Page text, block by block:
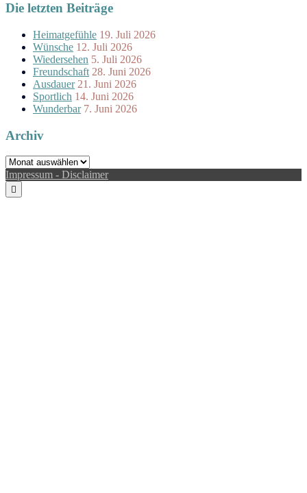
Die letzten Beiträge
Heimatgefühle 19. Juli 2026
Wünsche 12. Juli 2026
Wiedersehen 5. Juli 2026
Freundschaft 28. Juni 2026
Ausdauer 21. Juni 2026
Sportlich 14. Juni 2026
Wunderbar 7. Juni 2026
Archiv
Archiv
Impressum - Disclaimer
Scroll
to